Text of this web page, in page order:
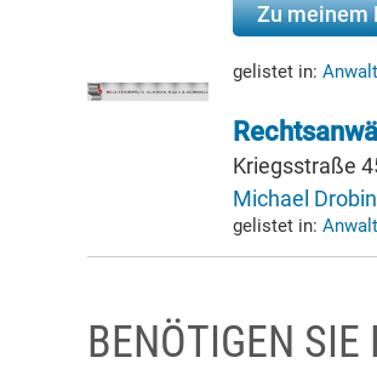
Zu meinem
gelistet in:
Kriegsstraße
Michael
gelistet in:
BENÖTIGEN SIE